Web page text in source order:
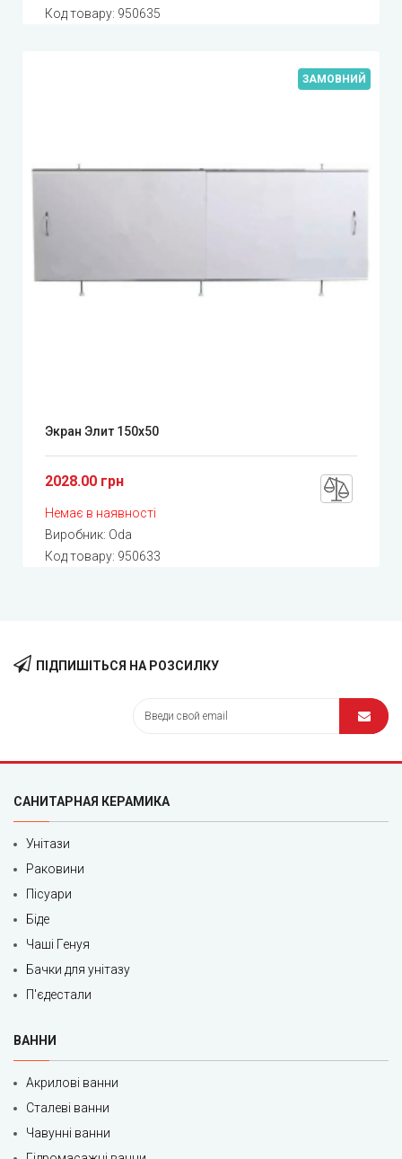
Код товару: 950635
ЗАМОВНИЙ
Экран Элит 150x50
2028.00 грн
Немає в наявності
Виробник: Oda
Код товару: 950633
ПІДПИШІТЬСЯ НА РОЗСИЛКУ
САНИТАРНАЯ КЕРАМИКА
Унітази
Раковини
Пісуари
Біде
Чаші Генуя
Бачки для унітазу
П'єдестали
ВАННИ
Акрилові ванни
Сталеві ванни
Чавунні ванни